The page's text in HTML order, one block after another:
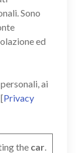
Sono
ed
ai
Privacy
the car.